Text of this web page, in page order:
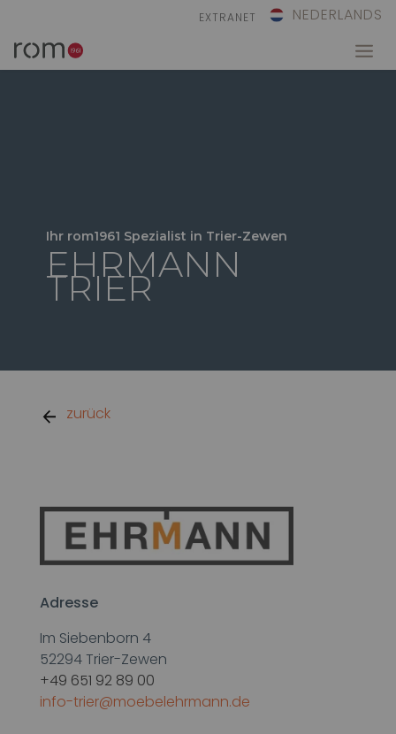
EXTRANET NEDERLANDS
Ihr rom1961 Spezialist in Trier-Zewen
EHRMANN
TRIER
zurück
Adresse
Im Siebenborn 4
52294Trier-Zewen
+49 651 92 89 00
info-trier@moebelehrmann.de